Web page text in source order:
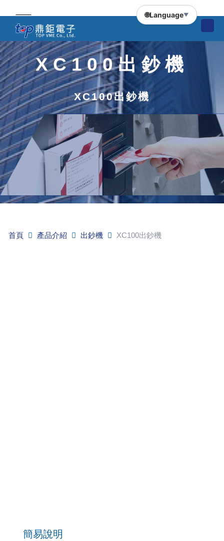
🌐Language▼
XC100出鈔機
XC100出鈔機
首頁 產品介紹 出鈔機 XC100出鈔機
簡易說明